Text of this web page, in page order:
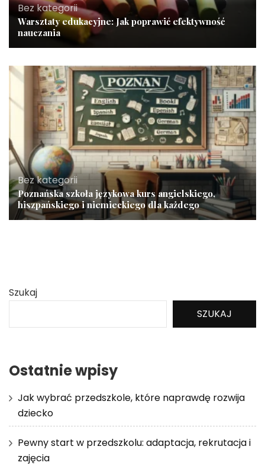
Bez kategorii
Warsztaty edukacyjne: Jak poprawić efektywność
nauczania
Bez kategorii
Poznańska szkoła językowa kurs angielskiego,
hiszpańskiego i niemieckiego dla każdego
Szukaj
SZUKAJ
Ostatnie wpisy
Jak wybrać przedszkole, które naprawdę rozwija
dziecko
Pewny start w przedszkolu: adaptacja, rekrutacja i
zajęcia